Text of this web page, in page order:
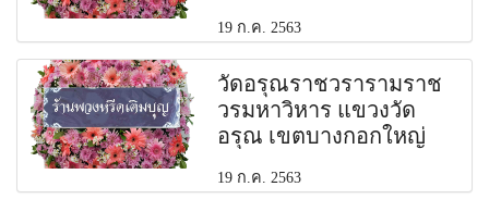
19 ก.ค. 2563
วัดอรุณราชวรารามราช
วรมหาวิหาร แขวงวัด
อรุณ เขตบางกอกใหญ่
19 ก.ค. 2563